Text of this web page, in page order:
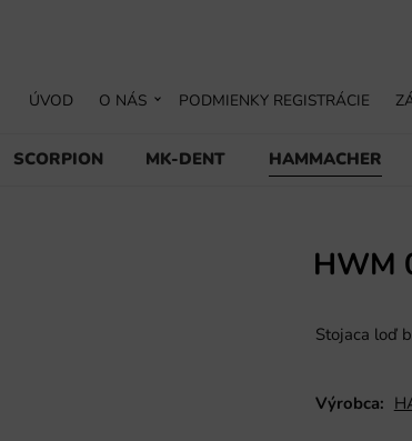
SCORPION MK-DENT HAMMACHER
ÚVOD O NÁS PODMIENKY REGISTRÁCIE
HWM
Stojaca loď
Výrobca: